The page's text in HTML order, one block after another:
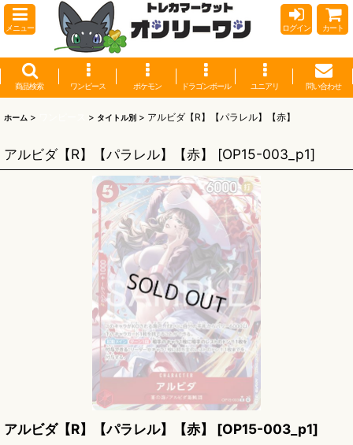
メニュー ログイン カート
商品検索 ワンピース ポケモン ドラゴンボール ユニアリ 問い合わせ
ホーム > > タイトル別 > アルビダ【R】【パラレル】【赤】
アルビダ【R】【パラレル】【赤】 [OP15-003_p1]
アルビダ【R】【パラレル】【赤】 [OP15-003_p1]